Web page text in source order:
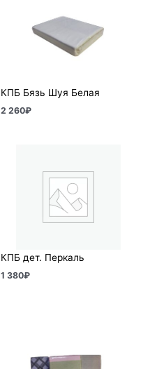
КПБ Бязь Шуя Белая
2 260₽
КПБ дет. Перкаль
1 380₽